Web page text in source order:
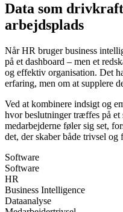
Data som
arbejdsplads
Når HR bruger business
på et dashboard – men et
og effektiv organisation. Det
erfaring, men om at supplere
Ved at kombinere indsigt og
hvor beslutninger træffes på
medarbejderne føler sig set,
det, der skaber både trivsel og
Software
Software
HR
Business Intelligence
Dataanalyse